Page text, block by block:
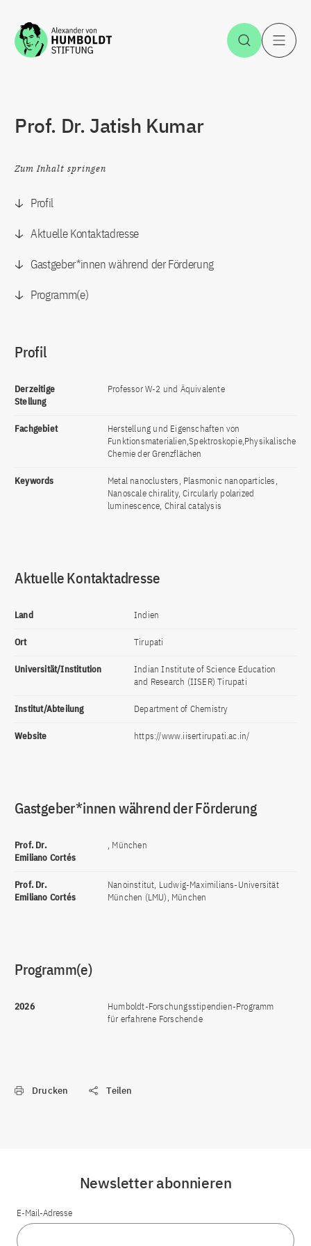
Zum Inhalt springen Suche
Prof. Dr. Jatish Kumar
Zum Inhalt springen
Profil
Aktuelle Kontaktadresse
Gastgeber*innen während der Förderung
Programm(e)
Profil
Derzeitige
Stellung
Professor W-2 und Äquivalente
Fachgebiet
Herstellung und Eigenschaften von
Funktionsmaterialien,Spektroskopie,Physikalische
Chemie der Grenzflächen
Keywords
Metal nanoclusters, Plasmonic nanoparticles,
Nanoscale chirality, Circularly polarized
luminescence, Chiral catalysis
Aktuelle Kontaktadresse
Land Indien
Ort Tirupati
Universität/Institution
Indian Institute of Science Education
and Research (IISER) Tirupati
Institut/Abteilung Department of Chemistry
Website https://www.iisertirupati.ac.in/
Gastgeber*innen während der Förderung
Prof. Dr.
Emiliano Cortés
, München
Prof. Dr.
Emiliano Cortés
Nanoinstitut, Ludwig-Maximilians-Universität
München (LMU), München
Programm(e)
2026
Humboldt-Forschungsstipendien-Programm
für erfahrene Forschende
Drucken Teilen
Newsletter abonnieren
E-Mail-Adresse